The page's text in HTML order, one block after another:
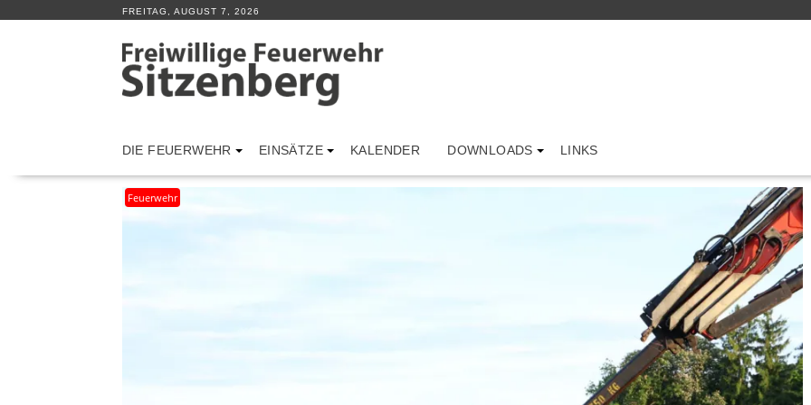
FREITAG, AUGUST 7, 2026
DIE FEUERWEHR EINSÄTZE KALENDER DOWNLOADS LINKS
Feuerwehr